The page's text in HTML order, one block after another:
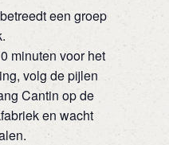
een groep
minuten voor het
volg de pijlen
Cantin op de
en wacht